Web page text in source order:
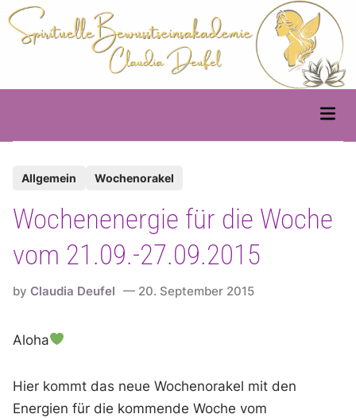
Skip
to
content
Main
s
e
d
n
Allgemein Wochenorakel
Wochenenergie für die Woche
vom 21.09.-27.09.2015
byClaudia Deufel 20. September 2015
Aloha
Hier kommt das neue Wochenorakel mit den
Energien für die kommende Woche vom